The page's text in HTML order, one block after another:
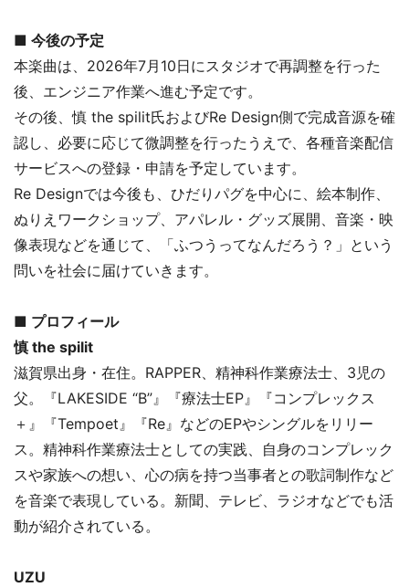
■ 今後の予定
本楽曲は、2026年7月10日にスタジオで再調整を行った
後、エンジニア作業へ進む予定です。
その後、慎 the spilit氏およびRe Design側で完成音源を確
認し、必要に応じて微調整を行ったうえで、各種音楽配信
サービスへの登録・申請を予定しています。
Re Designでは今後も、ひだりパグを中心に、絵本制作、
ぬりえワークショップ、アパレル・グッズ展開、音楽・映
像表現などを通じて、「ふつうってなんだろう？」という
問いを社会に届けていきます。
■ プロフィール
慎 the spilit
滋賀県出身・在住。RAPPER、精神科作業療法士、3児の
父。『LAKESIDE “B”』『療法士EP』『コンプレックス
＋』『Tempoet』『Re』などのEPやシングルをリリー
ス。精神科作業療法士としての実践、自身のコンプレック
スや家族への想い、心の病を持つ当事者との歌詞制作など
を音楽で表現している。新聞、テレビ、ラジオなどでも活
動が紹介されている。
UZU